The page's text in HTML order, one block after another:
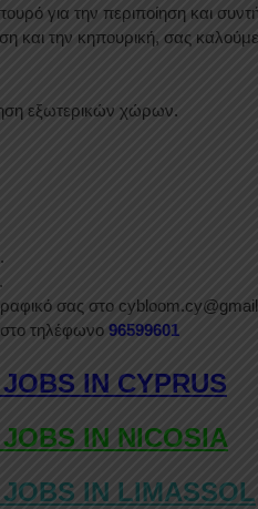
για την περιποίηση και
και την κηπουρική, σας
εξωτερικών χώρων.
σας στο cybloom.cy
τηλέφωνο 96599601
IN CYPRUS
IN NICOSIA
IN LIMASSOL